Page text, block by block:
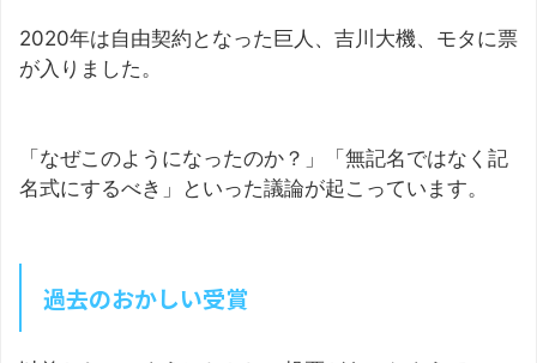
2020年は自由契約となった巨人、吉川大機、モタに票
が入りました。
「なぜこのようになったのか？」「無記名ではなく記
名式にするべき」といった議論が起こっています。
過去のおかしい受賞